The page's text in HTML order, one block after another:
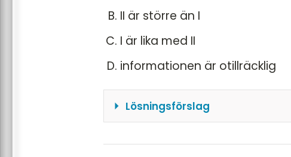
II är större än I
I är lika med II
informationen är otillräcklig
Lösningsförslag
\(\frac{1}{3} \cdot